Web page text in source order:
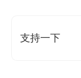
支持一下